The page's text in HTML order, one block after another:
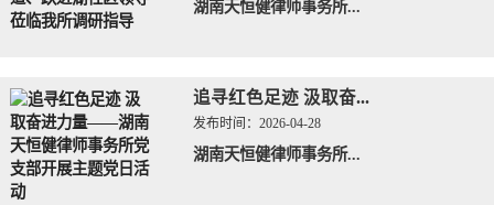
湖南天恒健律师事务所...
追寻红色足迹 汲取奋...
发布时间： 2026-04-28
湖南天恒健律师事务所...